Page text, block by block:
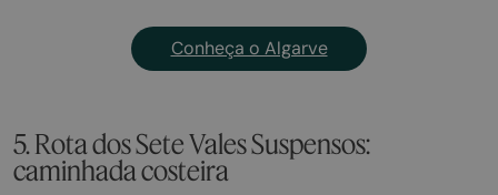
Conheça o Algarve
5. Rota dos Sete Vales Suspensos:
caminhada costeira